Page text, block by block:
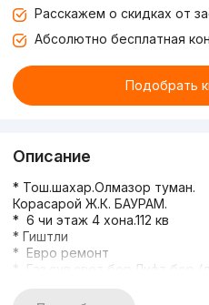
Расскажем о скидках от
Абсолютно бесплатная
Подобрать
Описание
* Тош.шахар.Олмазор туман.
Корасарой Ж.К. БАУРАМ.
* 6 чи этаж 4 хона.112 кв
* Гиштли
* Евро ремонт
* Газ.сув.свет бор.Лифт бор
жихозлари,домофон.нарх ичида